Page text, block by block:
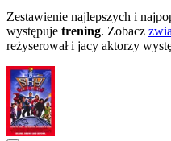
Zestawienie najlepszych i
występuje trening. Zobacz
reżyserował i jacy aktorzy